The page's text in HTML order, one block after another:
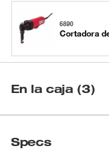
6890
Cortadora
En la caja (3)
Specs